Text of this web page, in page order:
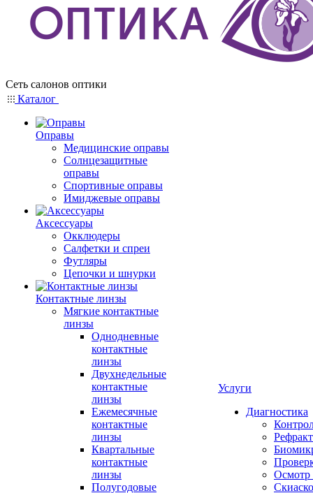
Сеть салонов оптики
Каталог
Оправы
Медицинские оправы
Солнцезащитные
оправы
Спортивные оправы
Имиджевые оправы
Аксессуары
Окклюдеры
Салфетки и спреи
Футляры
Цепочки и шнурки
Контактные линзы
Мягкие контактные
линзы
Однодневные
контактные
линзы
Двухнедельные
контактные
линзы
Ежемесячные
контактные
линзы
Квартальные
контактные
линзы
Полугодовые
Услуги
Диагностика
Осмотр